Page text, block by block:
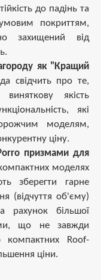
до падінь та
покриттям,
захищений від
як "Кращий
свідчить про те,
якість
які
моделям,
ціну.
призмами для
моделях
зберегти гарне
(відчуття об'єму)
рахунок більшої
що не завжди
компактних Roof-
ціни.